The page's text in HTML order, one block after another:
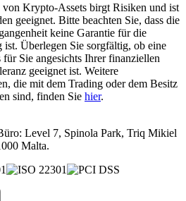
Krypto-Assets birgt Risiken und ist
geeignet. Bitte beachten Sie, dass die
keine Garantie für die
Überlegen Sie sorgfältig, ob eine
Sie angesichts Ihrer finanziellen
geeignet ist. Weitere
die mit dem Trading oder dem Besitz
sind, finden Sie hier.
Level 7, Spinola Park, Triq Mikiel
Malta.